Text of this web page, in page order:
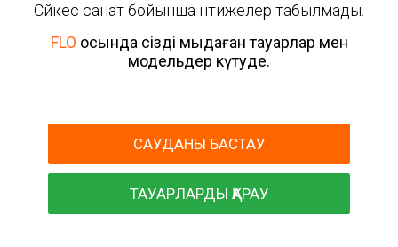
Сәйкес санат бойынша нәтижелер табылмады.
FLO осында сізді мыңдаған тауарлар мен
модельдер күтуде.
САУДАНЫ БАСТАУ
ТАУАРЛАРДЫ ҚАРАУ